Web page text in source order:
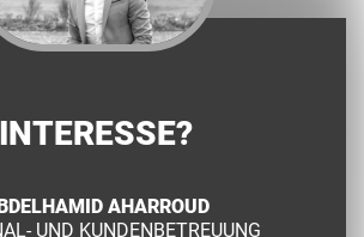
INTERESSE?
AHARROUD
UND KUNDENBETREUUNG